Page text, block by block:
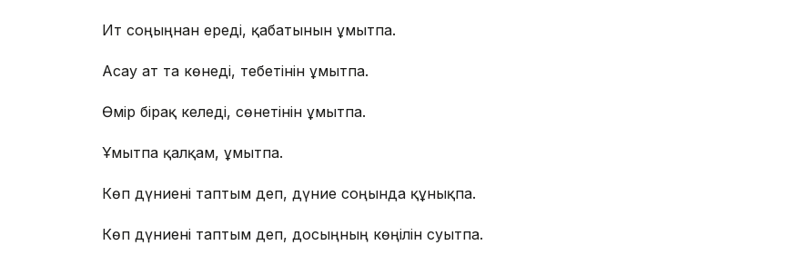
Ит соңыңнан ереді, қабатынын ұмытпа.
Асау ат та көнеді, тебетінін ұмытпа.
Өмір бірақ келеді, сөнетінін ұмытпа.
Ұмытпа қалқам, ұмытпа.
Көп дүниені таптым деп, дүние соңында құнықпа.
Көп дүниені таптым деп, досыңның көңілін суытпа.